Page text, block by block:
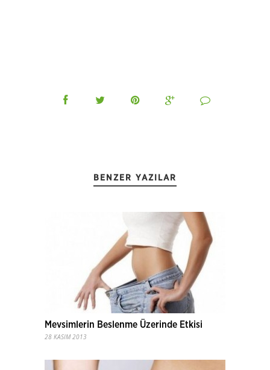
BENZER YAZILAR
Mevsimlerin Beslenme Üzerinde Etkisi
28 KASIM 2013